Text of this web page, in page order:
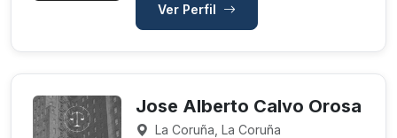
Ver Perfil
Jose Alberto Calvo Orosa
La Coruña, La Coruña